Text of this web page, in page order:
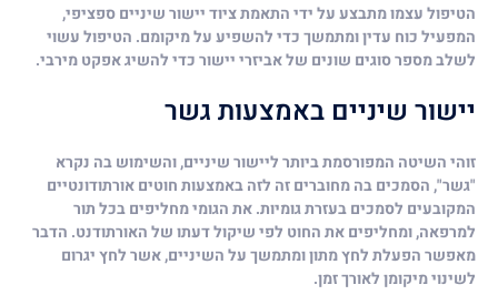
הטיפול עצמו מתבצע על ידי התאמת ציוד יישור שיניים ספציפי,
המפעיל כוח עדין ומתמשך כדי להשפיע על מיקומם. הטיפול עשוי
לשלב מספר סוגים שונים של אביזרי יישור כדי להשיג אפקט מירבי.
יישור שיניים באמצעות גשר
זוהי השיטה המפורסמת ביותר ליישור שיניים, והשימוש בה נקרא
"גשר", הסמכים בה מחוברים זה לזה באמצעות חוטים אורתודונטיים
המקובעים לסמכים בעזרת גומיות. את הגומי מחליפים בכל תור
למרפאה, ומחליפים את החוט לפי שיקול דעתו של האורתודנט. הדבר
מאפשר הפעלת לחץ מתון ומתמשך על השיניים, אשר לחץ יגרום
לשינוי מיקומן לאורך זמן.